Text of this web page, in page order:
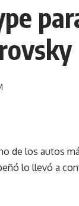
de los autos
lo llevó a